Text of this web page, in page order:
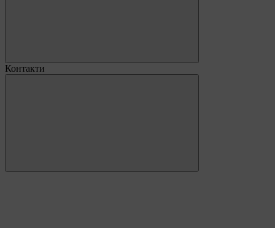
Контакти